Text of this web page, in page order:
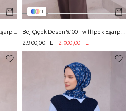
11
2.000,00 TL
2.900,00 TL